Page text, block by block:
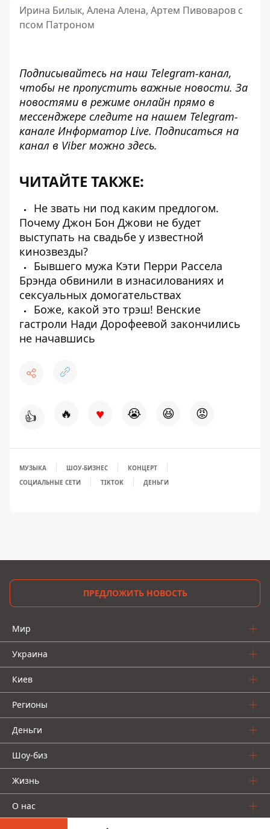
Ирина Билык, Алена Алена, Артем Пивоваров с
псом Патроном
Подписывайтесь на наш Telegram-канал,
чтобы не пропустить важные новости. За
новостями в режиме онлайн прямо в
мессенджере следите на нашем Telegram-
канале Информатор Live. Подписаться на
канал в Viber можно здесь.
ЧИТАЙТЕ ТАКЖЕ:
Не звать ни под каким предлогом.
Почему Джон Бон Джови не будет
выступать на свадьбе у известной
кинозвезды?
Бывшего мужа Кэти Перри Рассела
Брэнда обвинили в изнасилованиях и
сексуальных домогательствах
Боже, какой это трэш! Венские
гастроли Нади Дорофеевой закончились
не начавшись
👍 🔥 ♥ 😭 😆 😡
МУЗЫКА ШОУ-БИЗНЕС
КОНЦЕРТ
СОЦИАЛЬНЫЕ СЕТИ
TIKTOK ДЕНЬГИ
ПРЕДЛОЖИТЬ НОВОСТЬ
Мир
Украина
Киев
Регионы
Деньги
Шоу-биз
Жизнь
О нас